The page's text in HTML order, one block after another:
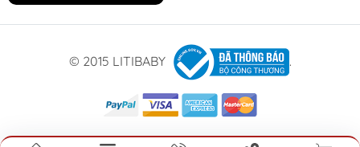
© 2015 LITIBABY .